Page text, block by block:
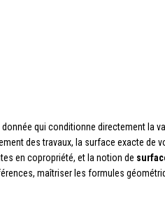
qui conditionne directement la
des travaux, la surface exacte de
en copropriété, et la notion de
maîtriser les formules